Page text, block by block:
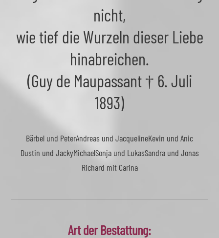
nicht,
wie tief die Wurzeln dieser Liebe
hinabreichen.
(Guy de Maupassant † 6. Juli
1893)
Bärbel und PeterAndreas und JacquelineKevin und Anic
Dustin und JackyMichaelSonja und LukasSandra und Jonas
Richard mit Carina
Art der Bestattung: